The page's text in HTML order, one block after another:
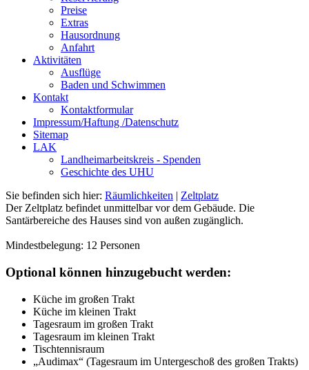
Preise
Extras
Hausordnung
Anfahrt
Aktivitäten
Ausflüge
Baden und Schwimmen
Kontakt
Kontaktformular
Impressum/Haftung /Datenschutz
Sitemap
LAK
Landheimarbeitskreis - Spenden
Geschichte des UHU
Sie befinden sich hier: Räumlichkeiten | Zeltplatz
Der Zeltplatz befindet unmittelbar vor dem Gebäude. Die
Santärbereiche des Hauses sind von außen zugänglich.
Mindestbelegung: 12 Personen
Optional können hinzugebucht werden:
Küche im großen Trakt
Küche im kleinen Trakt
Tagesraum im großen Trakt
Tagesraum im kleinen Trakt
Tischtennisraum
„Audimax“ (Tagesraum im Untergeschoß des großen Trakts)